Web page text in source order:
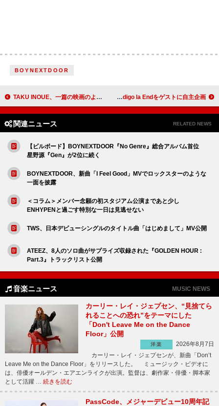
BOYNEXTDOOR
TAKU INOUE、一篇の映画のような「トラフ (feat. にんじん from ロクデナシ)」MV公開 Chevon、ユニゾン／フレデリック／オーラル／須田景凪／indigo la Endをゲストに自主企画
関連ニュース RELATED NEWS
【ビルボード】BOYNEXTDOOR『No Genre』総合アルバム首位
星野源『Gen』が2位に続く
BOYNEXTDOOR、新曲「I Feel Good」MVでロックスターのような
一面を披露
＜コラム＞メンバー念願の初スタジアム公演まであと少し
ENHYPENと過ごす特別な一日は見逃せない
TWS、日本デビューシングルのタイトル曲「はじめまして」MV公開
ATEEZ、8人のソロ曲がサプライズ収録された『GOLDEN HOUR :
Part.3』トラックリスト公開
音楽ニュース MUSIC NEWS
カーリー・レイ・ジェプセン、“見捨てら
れることへの恐れ”をテーマにした
「Don't Leave Me on the Dance
Floor」公開
洋楽
2026年8月7日
カーリー・レイ・ジェプセンが、新曲「Don’t
Leave Me on the Dance Floor」をリリースした。 ミュージック・ビデオに
は、俳優オールデン・エアエンライクが出演。監督は、劇作家・俳優・脚本家
として活躍 … 続きを読む
PassCode、メジャーデビュー10周年記